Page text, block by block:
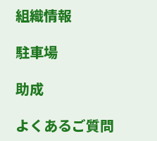
組織情報
駐車場
助成
よくあるご質問